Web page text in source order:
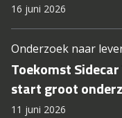
16 juni 2026
Onderzoek naar
Toekomst
start groot
11 juni 2026